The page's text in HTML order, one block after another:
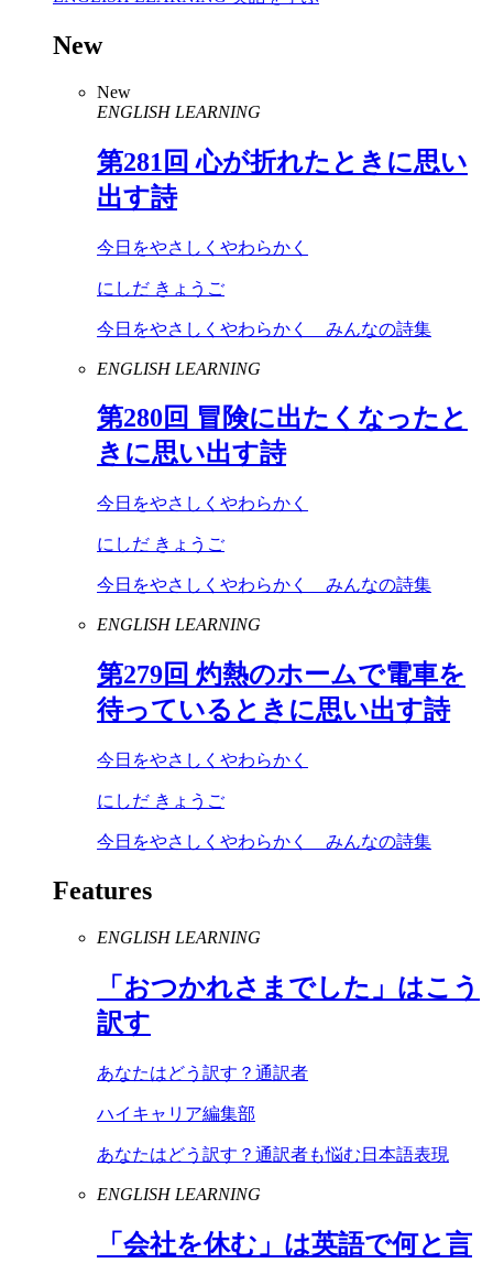
New
New
ENGLISH LEARNING
第281 回 心が折れたときに思い
出す詩
今日をやさしくやわらかく
にしだ きょうご
今日をやさしくやわらかく みんなの詩集
ENGLISH LEARNING
第280回 冒険に出たくなったと
きに思い出す詩
今日をやさしくやわらかく
にしだ きょうご
今日をやさしくやわらかく みんなの詩集
ENGLISH LEARNING
第279回 灼熱のホームで電車を
待っているときに思い出す詩
今日をやさしくやわらかく
にしだ きょうご
今日をやさしくやわらかく みんなの詩集
Features
ENGLISH LEARNING
「おつかれさまでした」はこう
訳す
あなたはどう訳す？通訳者
ハイキャリア編集部
あなたはどう訳す？通訳者も悩む日本語表現
ENGLISH LEARNING
「会社を休む」は英語で何と言